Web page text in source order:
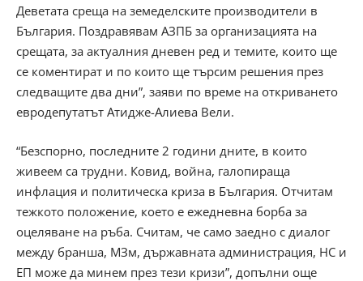
Деветата среща на земеделските производители в
България. Поздравявам АЗПБ за организацията на
срещата, за актуалния дневен ред и темите, които ще
се коментират и по които ще търсим решения през
следващите два дни”, заяви по време на откриването
евродепутатът Атидже-Алиева Вели.
“Безспорно, последните 2 години дните, в които
живеем са трудни. Ковид, война, галопираща
инфлация и политическа криза в България. Отчитам
тежкото положение, което е ежедневна борба за
оцеляване на ръба. Считам, че само заедно с диалог
между бранша, МЗм, държавната администрация, НС и
ЕП може да минем през тези кризи”, допълни още